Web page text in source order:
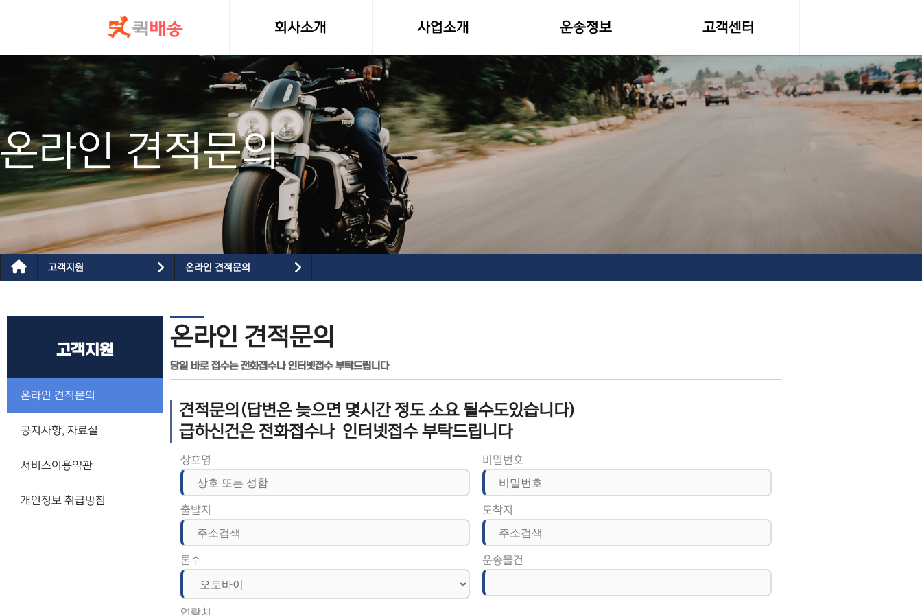
회사소개
인사말
사업소개
소형화물(다마스,라보)
전국화물운송
오토바이퀵사업부
전국당일연계배송
운송정보
화물차량제원
전국화물 운송료조회
화물운송 이용약관
고객센터
온라인 견적문의
공지사항, 자료실
온라인 견적문의
고객지원 온라인 견적문의
고객지원
온라인 견적문의
공지사항, 자료실
서비스이용약관
개인정보 취급방침
온라인 견적문의
당일 바로 접수는 전화접수나 인터넷접수 부탁드립니다
견적문의(답변은 늦으면 몇시간 정도 소요 될수도있습니다)
급하신건은 전화접수나 인터넷접수 부탁드립니다
상호명 비밀번호
출발지 도착지
톤수 운송물건